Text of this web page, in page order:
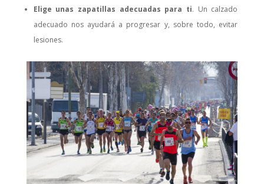
Elige unas zapatillas adecuadas para ti. Un calzado
adecuado nos ayudará a progresar y, sobre todo, evitar
lesiones.